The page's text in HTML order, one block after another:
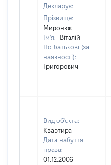
Декларує:
Прізвище:
Миронюк
Ім'я:
Віталій
По батькові (за
наявності):
Григорович
Вид об'єкта:
Квартира
Дата набуття
права:
01.12.2006